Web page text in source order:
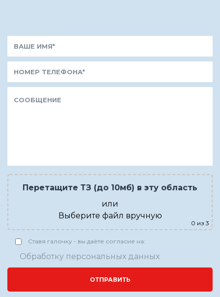
Перетащите ТЗ (до 10мб) в эту область
или
Выберите файл вручную
0 из 3
Ставя галочку - вы даёте согласие на:
Обработку персональных данных
ОТПРАВИТЬ